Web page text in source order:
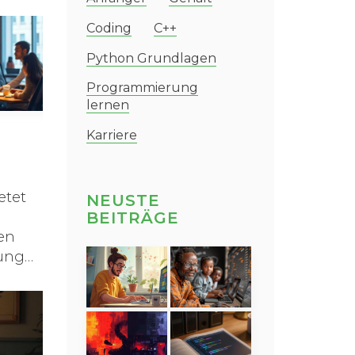
Coding
C++
Python Grundlagen
Programmierung
lernen
Karriere
NEUSTE
BEITRÄGE